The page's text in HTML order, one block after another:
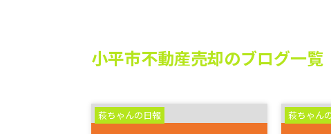
小平市不動産売却のブログ一覧
萩ちゃんの日報 萩ちゃん